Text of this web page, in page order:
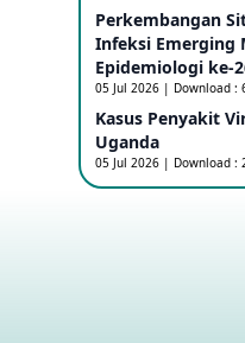
Kasus
Update
Perkembangan
Infeksi Emerging
Epidemiologi ke-
05 Jul 2026 | Download :
Kasus Penyakit
Uganda
05 Jul 2026 | Download :